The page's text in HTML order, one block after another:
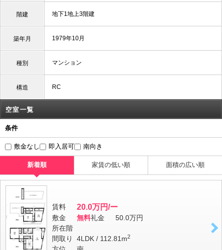
階建 地下1地上3階建
築年月 1979年10月
種別 マンション
構造 RC
空室一覧
条件
敷金なし 即入居可 南向き
新着順 家賃の低い順 面積の広い順
賃料 20.0万円/ー
敷金 無料礼金
50.0万円
所在階
間取り
4LDK / 112.81m2